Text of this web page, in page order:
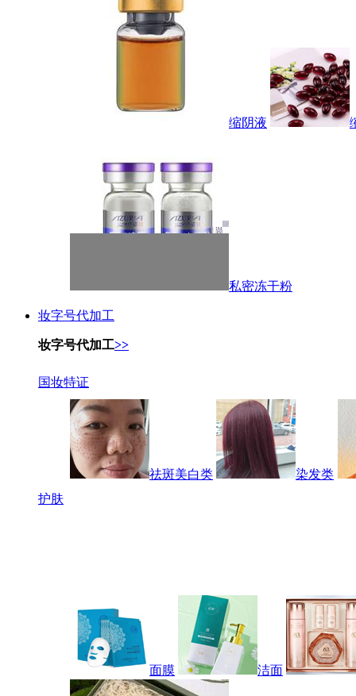
缩阴液
私密冻干粉
妆字号代加工
妆字号代加工>>
国妆特证
祛斑美白类
染发类
护肤
面膜 洁面